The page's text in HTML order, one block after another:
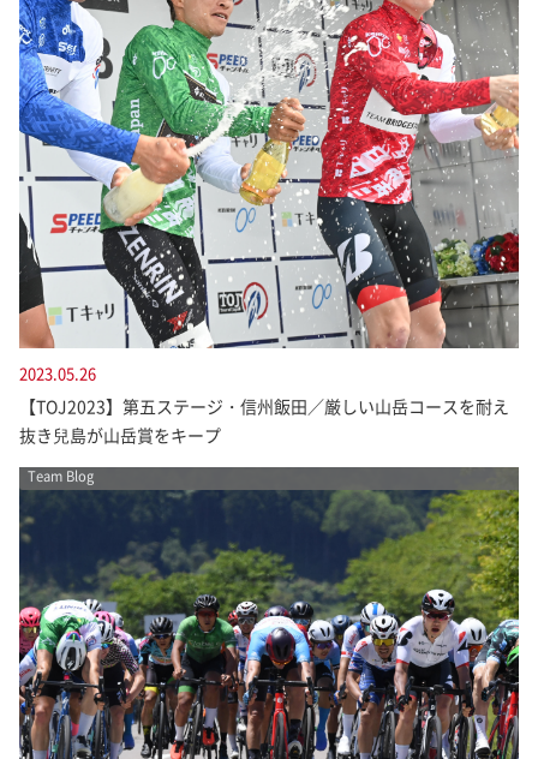
2023.05.26
【TOJ2023】第五ステージ・信州飯田／厳しい山岳コースを耐え
抜き兒島が山岳賞をキープ
Team Blog